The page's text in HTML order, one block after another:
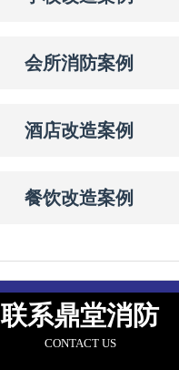
会所消防案例
酒店改造案例
餐饮改造案例
联系鼎堂消防
CONTACT US